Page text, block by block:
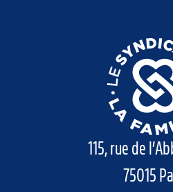
115, rue de
75015